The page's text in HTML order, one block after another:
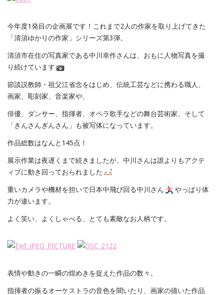
今年度1発目の企画展です！これまで2人の作家を取り上げてきた
「清須ゆかりの作家」シリーズ第3弾。
清須市在住の写真家である中川幸作さんは、おもに人物写真を撮
り続けています
節談説教師・祖父江省念をはじめ、伝統工芸などに携わる職人、
画家、彫刻家、音楽家や、
俳優、ダンサー、指揮者、オペラ歌手などの舞台芸術家、そして
「きんさんぎんさん」も被写体になっています。
作品総数はなんと145点！
展示作業は夜遅くまで続きましたが、中川さんは誰よりもアクテ
ィブに動き回っておられました
重いカメラや機材を担いで日本中飛び回る中川さん
やっぱり体
力が違います。
よく笑い、よくしゃべる、とても素敵なお人柄です。
表情や動きの一瞬の煌めきを捉えた作品の数々。
指揮者の振るオーケストラの音色を聞いたり、画家の描いた作品